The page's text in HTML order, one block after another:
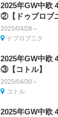
2025年GW中欧
②【ドゥブロブ
2025/04/28～
ドブロブニク
2025年GW中欧
③【コトル】
2025/04/30～
コトル
2025年GW中欧